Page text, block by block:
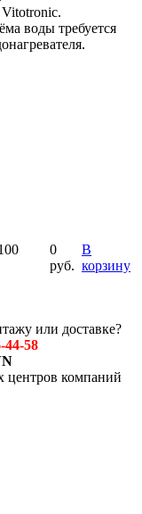
Vitotronic.
воды требуется
0
руб.
В
корзину
или доставке?
44-58
центров компаний